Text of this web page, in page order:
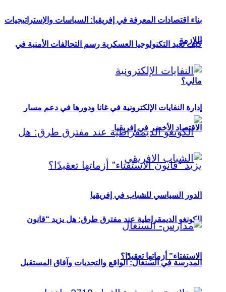
كيف تعيد التكنولوجيا العسكرية رسم التحالفات الأمنية في
مالي؟
الكونغو الديمقراطية عند مفترق طرق: هل يزيد “قانون
الاستفتاء” أزماتها تعقيدًا؟
بناء اقتصادات المعرفة في إفريقيا: السياسات والإستراتيجيات
اللازمة
إدارة النفايات الإلكترونية في غانا ودورها في دعم مسار
الاقتصاد الأخضر في إفريقيا
الدور السياسي للشباب في إفريقيا
المدرسة في السنغال: الواقع والتحديات وآفاق المستقبل